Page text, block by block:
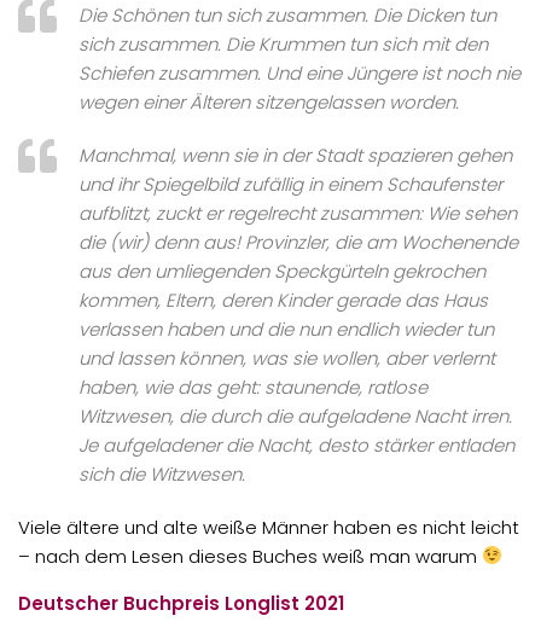
Die Schönen tun sich zusammen. Die Dicken tun
sich zusammen. Die Krummen tun sich mit den
Schiefen zusammen. Und ­ei­ne Jüngere ist noch nie
wegen einer Älteren sitzengelassen worden.
Manchmal, wenn sie in der Stadt spazieren gehen
und ihr Spiegelbild zufällig in einem Schaufenster
aufblitzt, zuckt er regelrecht zusammen: Wie sehen
die (wir) denn aus! Provinzler, die am Wochenende
aus den umliegenden Speckgürteln gekrochen
kommen, Eltern, deren Kinder gerade das Haus
verlassen haben und die nun endlich wieder tun
und lassen können, was sie wollen, aber verlernt
haben, wie das geht: staunende, ratlose
Witzwesen, die durch die aufgeladene Nacht irren.
Je aufgeladener die Nacht, desto stärker entladen
sich die Witzwesen.
Viele ältere und alte weiße Männer haben es nicht leicht
– nach dem Lesen dieses Buches weiß man warum
Deutscher Buchpreis Longlist 2021